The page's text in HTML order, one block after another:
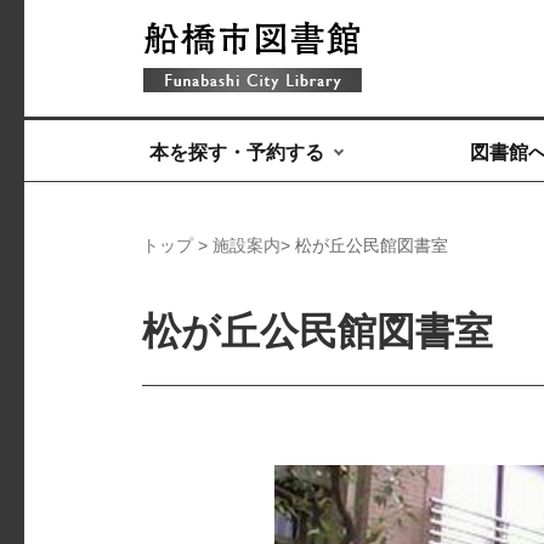
本を探す・予約する 図書館
トップ > 施設案内> 松が丘公民館図書室
松が丘公民館図書室